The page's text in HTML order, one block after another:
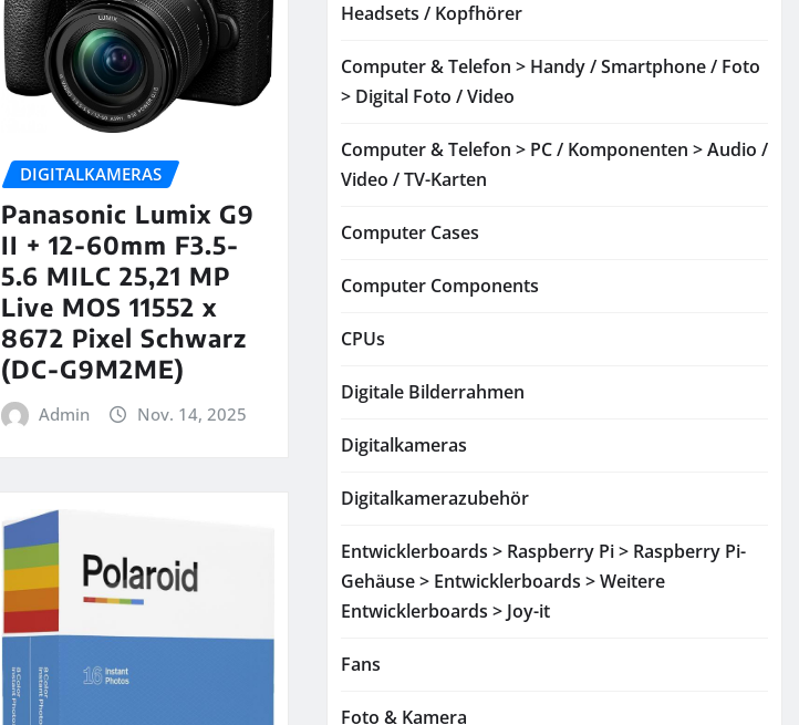
DIGITALKAMERAS
Panasonic Lumix G9
II + 12-60mm F3.5-
5.6 MILC 25,21 MP
Live MOS 11552 x
8672 Pixel Schwarz
(DC-G9M2ME)
Admin Nov. 14, 2025
Headsets / Kopfhörer
Computer & Telefon > Handy / Smartphone / Foto
> Digital Foto / Video
Computer & Telefon > PC / Komponenten > Audio /
Video / TV-Karten
Computer Cases
Computer Components
CPUs
Digitale Bilderrahmen
Digitalkameras
Digitalkamerazubehör
Entwicklerboards > Raspberry Pi > Raspberry Pi-
Gehäuse > Entwicklerboards > Weitere
Entwicklerboards > Joy-it
Fans
Foto & Kamera